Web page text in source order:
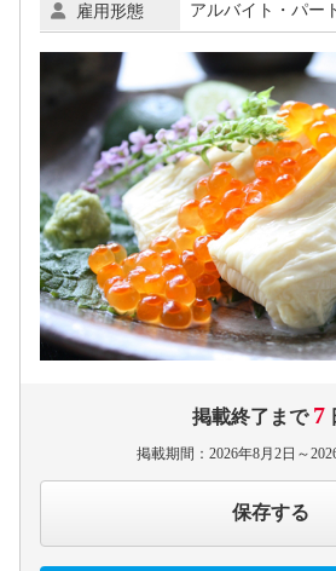
雇用形態 アルバイト・パー
掲載終了まで 7
掲載期間：2026年8月2日～
保存する